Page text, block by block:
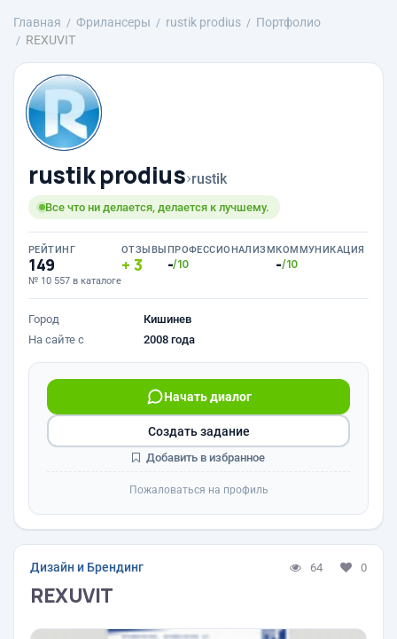
Главная Фрилансеры rustik prodius
Портфолио
REXUVIT
rustik prodius›rustik
Все что ни делается, делается к лучшему.
РЕЙТИНГ
149
№ 10 557 в каталоге
ОТЗЫВЫ
3
ПРОФЕССИОНАЛИЗМ
-/10
КОММУНИКАЦИЯ
-/10
Город
Кишинев
На сайте с
2008 года
Начать диалог
Создать задание
Добавить в избранное
Пожаловаться на профиль
Дизайн и Брендинг 64 0
REXUVIT